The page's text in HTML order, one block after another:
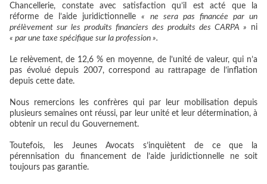
Chancellerie, constate avec satisfaction qu’il est acté que la
réforme de l’aide juridictionnelle« ne sera pas financée par un
prélèvement sur les produits financiers des produits des CARPA » ni
« par une taxe spécifique sur la profession ».
Le relèvement, de 12,6 % en moyenne, de l’unité de valeur, qui n’a
pas évolué depuis 2007, correspond au rattrapage de l’inflation
depuis cette date.
Nous remercions les confrères qui par leur mobilisation depuis
plusieurs semaines ont réussi, par leur unité et leur détermination, à
obtenir un recul du Gouvernement.
Toutefois, les Jeunes Avocats s’inquiètent de ce que la
pérennisation du financement de l’aide juridictionnelle ne soit
toujours pas garantie.